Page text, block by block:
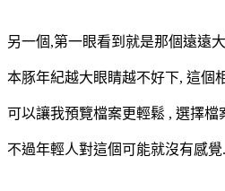
另一個,第一眼看到就是那個遠遠
本豚年紀越大眼睛越不好下, 這個
可以讓我預覽檔案更輕鬆 , 選擇檔
不過年輕人對這個可能就沒有感覺